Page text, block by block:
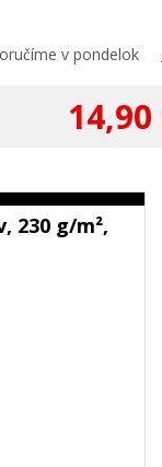
v pondelok
14,90
230 g/m²,